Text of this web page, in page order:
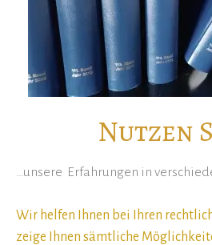
Nutzen
…unsere Erfahrungen in
Wir helfen Ihnen bei Ihren
zeige Ihnen sämtliche